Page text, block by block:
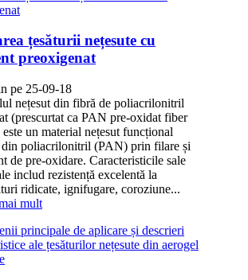
țesăturii nețesute cu
preoxigenat
pe 25-09-18
nețesut din fibră de poliacrilonitril
(prescurtat ca PAN pre-oxidat fiber
este un material nețesut funcțional
din poliacrilonitril (PAN) prin filare și
de pre-oxidare. Caracteristicile sale
includ rezistență excelentă la
ridicate, ignifugare, coroziune...
mult